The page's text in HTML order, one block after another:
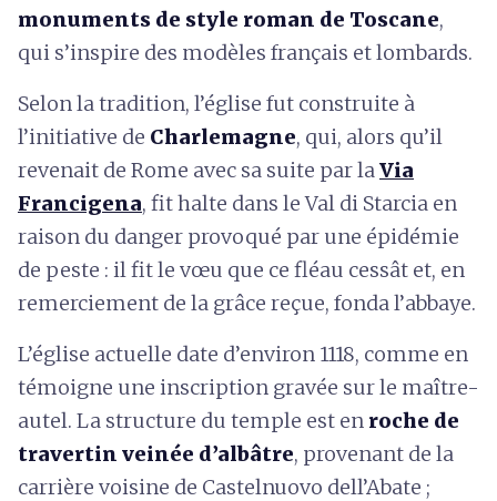
monuments de style roman de Toscane,
qui s’inspire des modèles français et lombards.
Selon la tradition, l’église fut construite à
l’initiative de Charlemagne, qui, alors qu’il
revenait de Rome avec sa suite par laVia
Francigena, fit halte dans le Val di Starcia en
raison du danger provoqué par une épidémie
de peste : il fit le vœu que ce fléau cessât et, en
remerciement de la grâce reçue, fonda l’abbaye.
L’église actuelle date d’environ 1118, comme en
témoigne une inscription gravée sur le maître-
autel. La structure du temple est en roche de
travertin veinée d’albâtre, provenant de la
carrière voisine de Castelnuovo dell’Abate ;